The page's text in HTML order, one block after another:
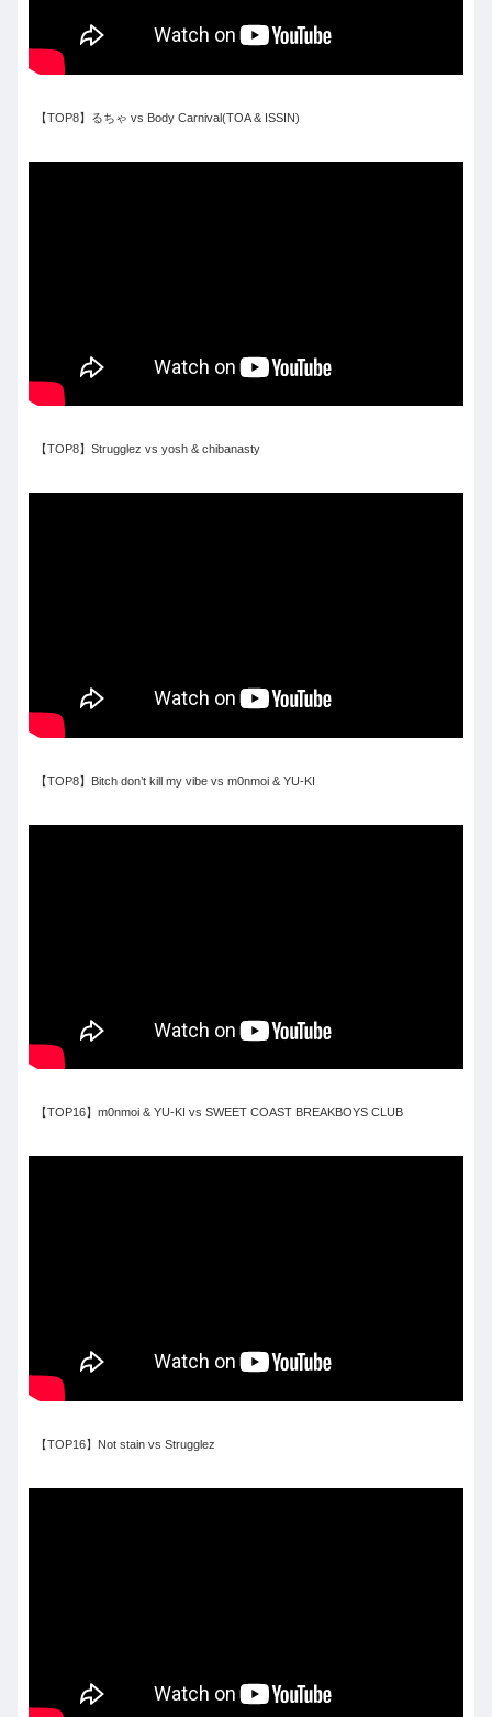
【TOP8】るちゃ vs Body Carnival(TOA & ISSIN)
【TOP8】Strugglez vs yosh & chibanasty
【TOP8】Bitch don’t kill my vibe vs m0nmoi & YU-KI
【TOP16】m0nmoi & YU-KI vs SWEET COAST BREAKBOYS CLUB
【TOP16】Not stain vs Strugglez